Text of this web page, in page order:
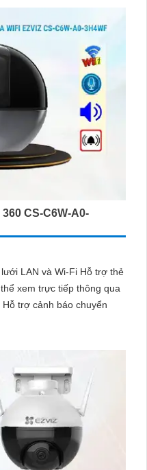
CS-C6W-A0-
xem trực tiếp thông qua
trợ cảnh báo chuyển